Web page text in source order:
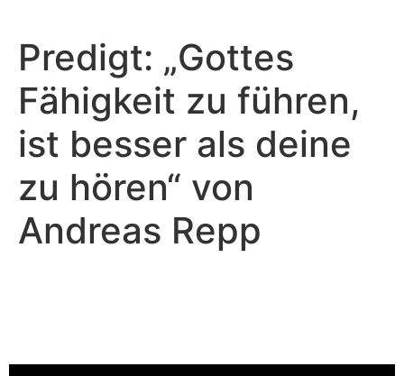
Predigt: „Gottes
Fähigkeit zu führen,
ist besser als deine
zu hören“ von
Andreas Repp
Video-Player